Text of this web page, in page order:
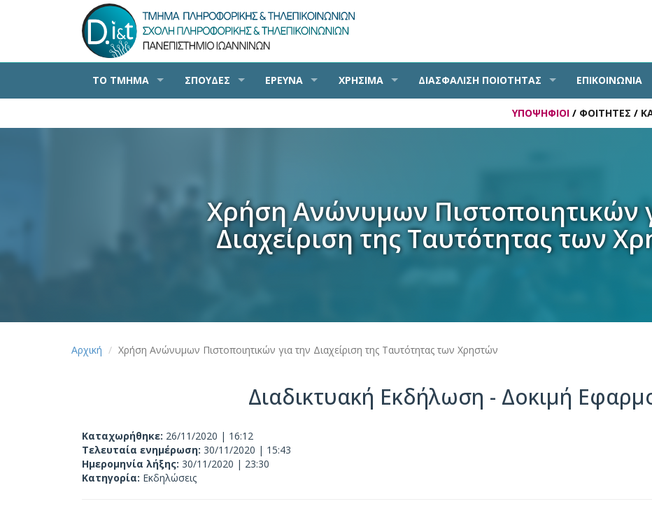
ΤΟ ΤΜΗΜΑ ΣΠΟΥΔΕΣ ΕΡΕΥΝΑ ΧΡΗΣΙΜΑ ΔΙΑΣΦΑΛΙΣΗ ΠΟΙΟΤΗΤΑΣ ΕΠΙΚΟΙΝΩΝΙΑ
ΥΠΟΨΗΦΙΟΙ / ΦΟΙΤΗΤΕΣ /
Χρήση Ανώνυμων Πιστοποιητικών
Διαχείριση της Ταυτότητας των
Αρχική Χρήση Ανώνυμων Πιστοποιητικών για την Διαχείριση της Ταυτότητας των Χρηστών
Διαδικτυακή Εκδήλωση - Δοκιμή
Καταχωρήθηκε: 26/11/2020 | 16:12
Τελευταία ενημέρωση: 30/11/2020 | 15:43
Ημερομηνία λήξης: 30/11/2020 | 23:30
Κατηγορία: Εκδηλώσεις